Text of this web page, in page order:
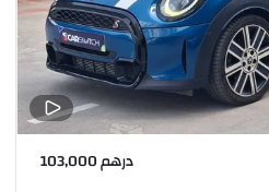
درهم 103,000